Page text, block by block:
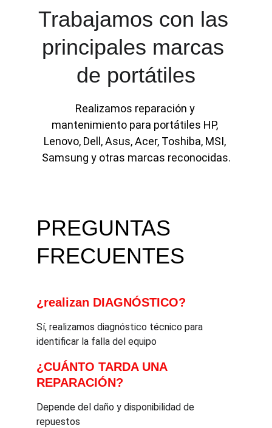
Trabajamos con las
principales marcas
de portátiles
Realizamos reparación y
mantenimiento para portátiles HP,
Lenovo, Dell, Asus, Acer, Toshiba, MSI,
Samsung y otras marcas reconocidas.
PREGUNTAS
FRECUENTES
¿realizan DIAGNÓSTICO?
Sí, realizamos diagnóstico técnico para
identificar la falla del equipo
¿CUÁNTO TARDA UNA
REPARACIÓN?
Depende del daño y disponibilidad de
repuestos